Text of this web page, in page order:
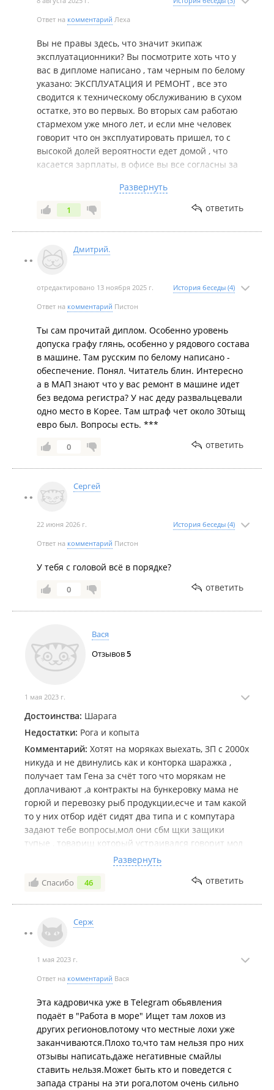
Ответ на комментарий Леха
Вы не правы здесь, что значит экипаж
эксплуатационники? Вы посмотрите хоть что у
вас в дипломе написано , там черным по белому
указано: ЭКСПЛУАТАЦИЯ И РЕМОНТ , все это
сводится к техническому обслуживанию в сухом
остатке, это во первых. Во вторых сам работаю
стармехом уже много лет, и если мне человек
говорит что он эксплуатировать пришел, то с
высокой долей вероятности едет домой , что
касается зарплаты, в офисе вы все согласны за
всегда уважал работяг с кем работал, но были
конечно индивиды вроде вас, вместо того что бы
чему научится, начать думать головой , уйти на
нормальный флот и рассматривать дилмас как
стартовую ступень , вы садитесь на стакан и
годами эксплуатируете эти суда , забывая при
этом зачем вы учились и там нужны. Успехов.
Развернуть
1 ответить
Дмитрий.
отредактировано 13 ноября 2025 г. История беседы (4)
Ответ на комментарий Пистон
Ты сам прочитай диплом. Особенно уровень
допуска графу глянь, особенно у рядового состава
в машине. Там русским по белому написано -
обеспечение. Понял. Читатель блин. Интересно
а в МАП знают что у вас ремонт в машине идет
без ведома регистра? У нас деду развальцевали
одно место в Корее. Там штраф чет около 30тыщ
евро был. Вопросы есть. ***
0 ответить
Сергей
22 июня 2026 г. История беседы (4)
Ответ на комментарий Пистон
У тебя с головой всё в порядке?
0 ответить
Вася
Отзывов5
1 мая 2023 г.
Достоинства: Шарага
Недостатки: Рога и копыта
Комментарий: Хотят на моряках выехать, ЗП с 2000х
никуда и не двинулись как и конторка шаражка ,
получает там Гена за счёт того что морякам не
доплачивают ,а контракты на бункеровку мама не
горюй и перевозку рыб продукции,есче и там какой
то у них отбор идёт сидят два типа и с компутара
задают тебе вопросы,мол они сбм щки защики
тупые , товарищ который устраивался говорит мол
даже пересидеть там не останется)))вывод таков
если тратить время то лёжа дома на диване чем
дяде Дилмасу копейку ишачить.
Развернуть
Спасибо 46 ответить
Серж
1 мая 2023 г.
Ответ на комментарий Вася
Эта кадровичка уже в Telegram обьявления
подаёт в "Работа в море" Ищет там лохов из
других регионов,потому что местные лохи уже
заканчиваются.Плохо то,что там нельзя про них
отзывы написать,даже негативные смайлы
ставить нельзя.Может быть кто и поведется с
запада страны на эти рога,потом очень сильно